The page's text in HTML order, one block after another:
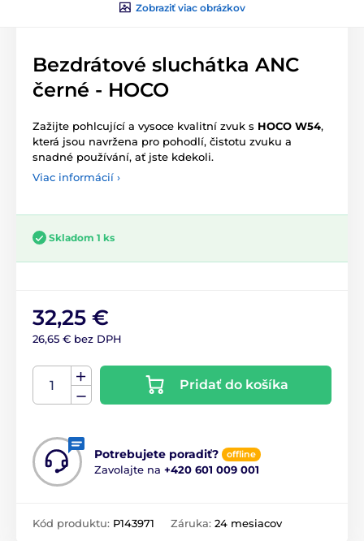
Zobraziť viac obrázkov
Bezdrátové sluchátka ANC
černé - HOCO
Zažijte pohlcující a vysoce kvalitní zvuk s HOCO W54,
která jsou navržena pro pohodlí, čistotu zvuku a
snadné používání, ať jste kdekoli.
Viac informácií ›
Skladom 1 ks
32,25 €
26,65 € bez DPH
Pridať do košíka
Potrebujete poradiť? offline
Zavolajte na +420 601 009 001
Kód produktu: P143971 Záruka: 24 mesiacov